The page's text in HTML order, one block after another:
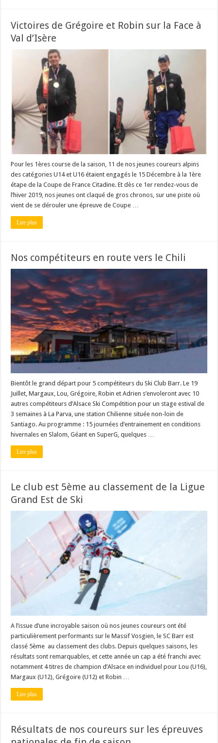
Victoires de Grégoire et Robin sur la Face à
Val d’Isère
Pour les 1ères course de la saison, 11 de nos jeunes coureurs alpins
des catégories U14 et U16 étaient engagés le 15 Décembre à la 1ère
étape de la Coupe de France Citadine. Et dès ce 1er rendez-vous de
l’hiver 2019, nos jeunes ont claqué de gros chronos, sur une piste où
vient de se dérouler une épreuve de Coupe …
Lire plus
Nos compétiteurs en route vers le Chili
Bientôt le grand départ pour 5 compétiteurs du Ski Club Barr. Le 19
Juillet, Margaux, Lou, Grégoire, Robin et Adrien s’envoleront avec 10
autres compétiteurs d’Alsace Ski Compétition pour un stage estival de
3 semaines à La Parva, une station Chilienne située non-loin de
Santiago. Au programme : 15 journées d’entrainement en conditions
hivernales en Slalom, Géant en SuperG, quelques …
Lire plus
Le club est 5ème au classement de la Ligue
Grand Est de Ski
A l’issue d’une incroyable saison où nos jeunes coureurs ont été
particulièrement performants sur le Massif Vosgien, le SC Barr est
classé 5ème au classement des clubs. Depuis quelques saisons, les
résultats sont remarquables, et cette année un cap a été franchi avec
notamment 4 titres de champion d’Alsace en individuel pour Lou (U16),
Margaux (U12), Grégoire (U12) et Robin …
Lire plus
Résultats de nos coureurs sur les épreuves